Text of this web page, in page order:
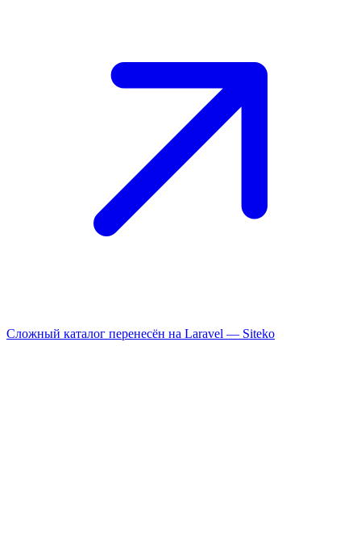
Сложный каталог перенесён на Laravel — Siteko